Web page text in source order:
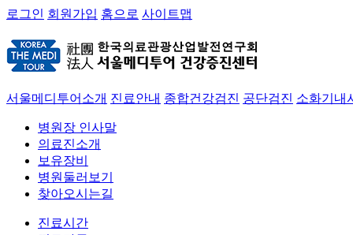
로그인 회원가입 홈으로 사이트맵
서울메디투어소개 진료안내 종합건강검진 공단검진 소화기내
병원장 인사말
의료진소개
보유장비
병원둘러보기
찾아오시는길
진료시간